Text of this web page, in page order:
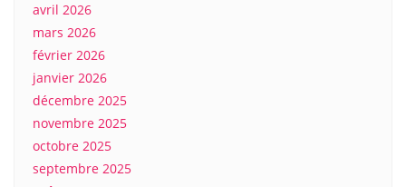
avril 2026
mars 2026
février 2026
janvier 2026
décembre 2025
novembre 2025
octobre 2025
septembre 2025